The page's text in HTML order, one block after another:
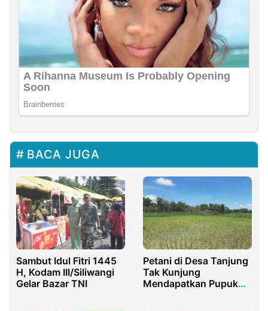
BACA JUGA
Sambut Idul Fitri 1445
H, Kodam III/Siliwangi
Gelar Bazar TNI
Petani di Desa Tanjung
Tak Kunjung
Mendapatkan Pupuk